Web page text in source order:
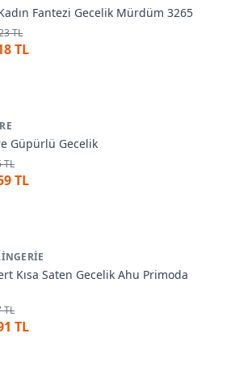
Fantezi Gecelik Mürdüm 3265
TL
TL
Güpürlü Gecelik
TL
TL
Kısa Saten Gecelik Ahu Primoda
TL
TL